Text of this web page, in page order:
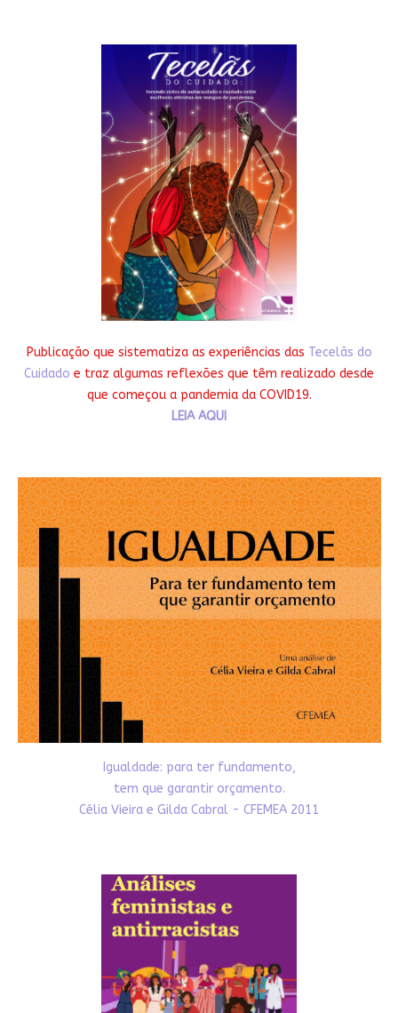
Publicação que sistematiza as experiências das Tecelãs do
Cuidado e traz algumas reflexões que têm realizado desde
que começou a pandemia da COVID19.
LEIA AQUI
Igualdade: para ter fundamento,
tem que garantir orçamento.
Célia Vieira e Gilda Cabral - CFEMEA 2011